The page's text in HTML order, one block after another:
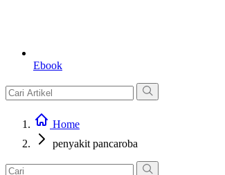
Ebook
Home
penyakit pancaroba